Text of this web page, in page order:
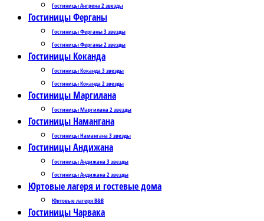
Гостиницы Ангрена 2 звезды
Гостиницы Ферганы
Гостиницы Ферганы 3 звезды
Гостиницы Ферганы 2 звезды
Гостиницы Коканда
Гостиницы Коканда 3 звезды
Гостиницы Коканда 2 звезды
Гостиницы Маргилана
Гостиницы Маргилана 2 звезды
Гостиницы Намангана
Гостиницы Намангана 3 звезды
Гостиницы Андижана
Гостиницы Андижана 3 звезды
Гостиницы Андижана 2 звезды
Юртовые лагеря и гостевые дома
Юртовые лагеря B&B
Гостиницы Чарвака